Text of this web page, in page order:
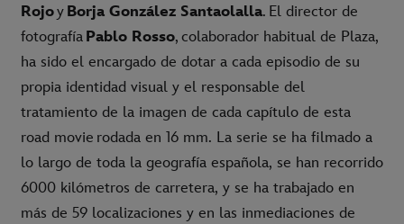
Rojoy Borja González Santaolalla. El director de
fotografía Pablo Rosso, colaborador habitual de Plaza,
ha sido el encargado de dotar a cada episodio de su
propia identidad visual y el responsable del
tratamiento de la imagen de cada capítulo de esta
road movie rodada en 16 mm. La serie se ha filmado a
lo largo de toda la geografía española, se han recorrido
6000 kilómetros de carretera, y se ha trabajado en
más de 59 localizaciones y en las inmediaciones de